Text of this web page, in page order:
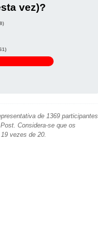
vez)?
de 1369 participantes
Considera-se que os
vezes de 20.